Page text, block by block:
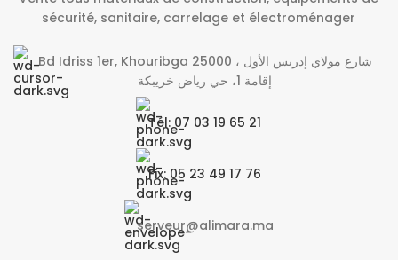
sécurité, sanitaire, carrelage et électroménager
Bd Idriss 1er, Khouribga 25000 شارع مولاي إدريس الأول ،
إقامة 1، حي رياض خريبكة
Tél: 07 03 19 65 21
Fix: 05 23 49 17 76
serveur@alimara.ma